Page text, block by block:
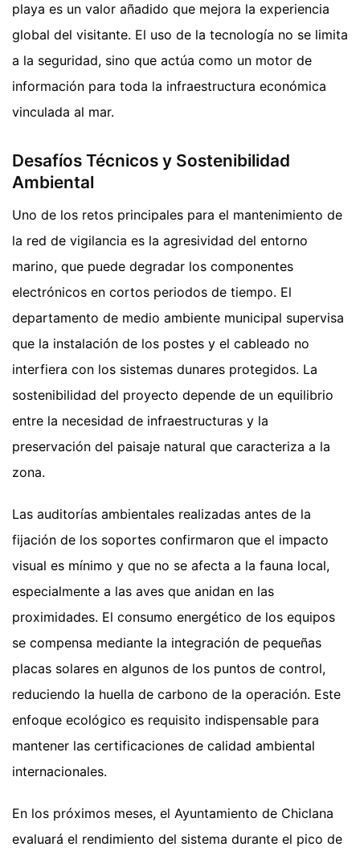
playa es un valor añadido que mejora la experiencia
global del visitante. El uso de la tecnología no se limita
a la seguridad, sino que actúa como un motor de
información para toda la infraestructura económica
vinculada al mar.
Desafíos Técnicos y Sostenibilidad
Ambiental
Uno de los retos principales para el mantenimiento de
la red de vigilancia es la agresividad del entorno
marino, que puede degradar los componentes
electrónicos en cortos periodos de tiempo. El
departamento de medio ambiente municipal supervisa
que la instalación de los postes y el cableado no
interfiera con los sistemas dunares protegidos. La
sostenibilidad del proyecto depende de un equilibrio
entre la necesidad de infraestructuras y la
preservación del paisaje natural que caracteriza a la
zona.
Las auditorías ambientales realizadas antes de la
fijación de los soportes confirmaron que el impacto
visual es mínimo y que no se afecta a la fauna local,
especialmente a las aves que anidan en las
proximidades. El consumo energético de los equipos
se compensa mediante la integración de pequeñas
placas solares en algunos de los puntos de control,
reduciendo la huella de carbono de la operación. Este
enfoque ecológico es requisito indispensable para
mantener las certificaciones de calidad ambiental
internacionales.
En los próximos meses, el Ayuntamiento de Chiclana
evaluará el rendimiento del sistema durante el pico de